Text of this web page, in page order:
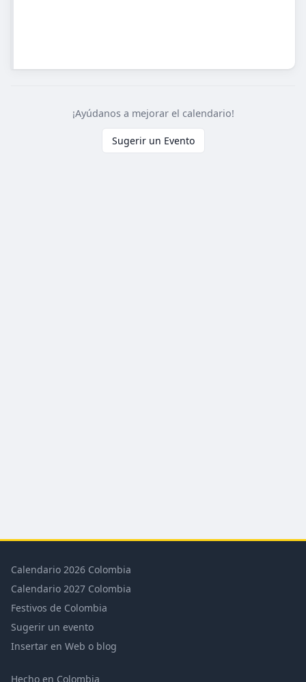
¡Ayúdanos a mejorar el calendario!
Sugerir un Evento
Calendario 2026 Colombia
Calendario 2027 Colombia
Festivos de Colombia
Sugerir un evento
Insertar en Web o blog
Hecho en Colombia